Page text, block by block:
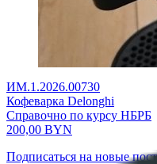
ИМ.1.2026.00730
Кофеварка Delonghi
Справочно по курсу НБРБ
200,00 BYN
Подписаться на новые